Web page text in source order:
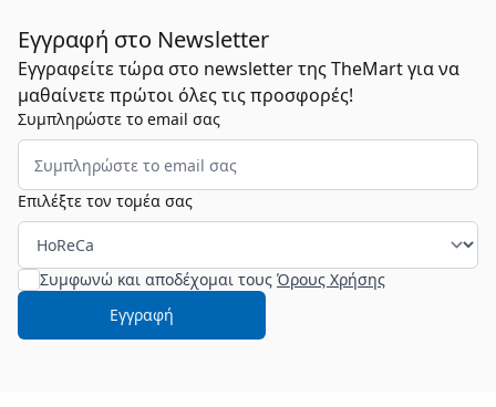
Εγγραφή στο Newsletter
Εγγραφείτε τώρα στο newsletter της TheMart για να
μαθαίνετε πρώτοι όλες τις προσφορές!
Συμπληρώστε το email σας
Επιλέξτε τον τομέα σας
Συμφωνώ και αποδέχομαι τους Όρους Χρήσης
Εγγραφή